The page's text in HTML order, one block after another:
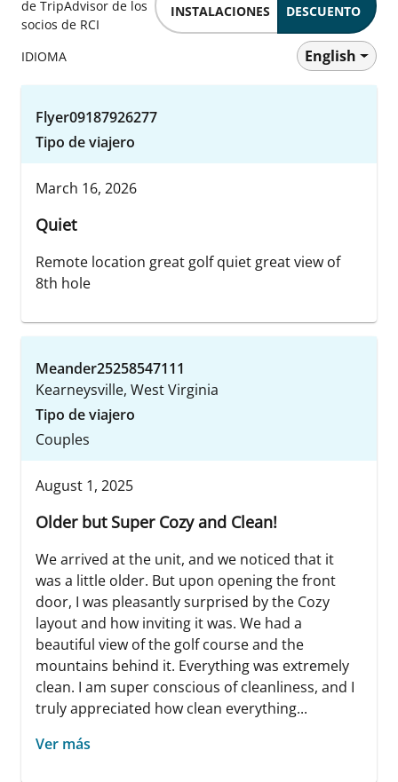
de TripAdvisor de los
socios de RCI
INSTALACIONES
DESCUENTO
IDIOMA English
Flyer09187926277
Tipo de viajero
March 16, 2026
Quiet
Remote location great golf quiet great view of
8th hole
Meander25258547111
Kearneysville, West Virginia
Tipo de viajero
Couples
August 1, 2025
Older but Super Cozy and Clean!
We arrived at the unit, and we noticed that it
was a little older. But upon opening the front
door, I was pleasantly surprised by the Cozy
layout and how inviting it was. We had a
beautiful view of the golf course and the
mountains behind it. Everything was extremely
clean. I am super conscious of cleanliness, and I
truly appreciated how clean everything...
Ver más